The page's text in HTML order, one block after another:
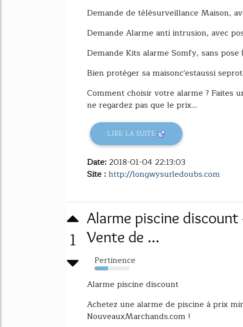
Demande de télésurveillance Maison,
Demande Alarme anti intrusion, avec
Demande Kits alarme Somfy, sans
Bien protéger sa maisonc'estaussi
Comment choisir votre alarme ? Faites
ne regardez pas que le prix....
LIRE LA SUITE
Date: 2018-01-04 22:13:03
Site :http://longwysurledoubs.com
1
Alarme piscine discount
Vente de ...
Pertinence
39%
Alarme piscine discount
Achetez une alarme de piscine à prix
NouveauxMarchands.com !